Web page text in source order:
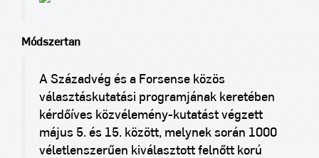
Módszertan
A Századvég és a Forsense közös
választáskutatási programjának keretében
kérdőíves közvélemény-kutatást végzett
május 5. és 15. között, melynek során 1000
véletlenszerűen kiválasztott felnőtt korú